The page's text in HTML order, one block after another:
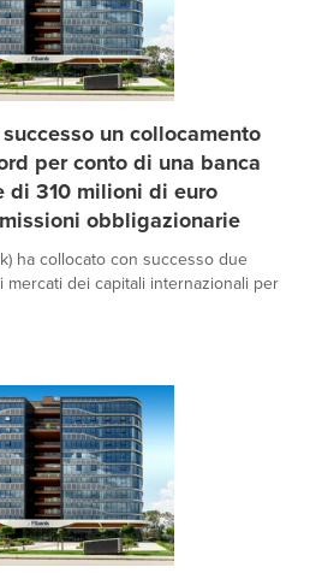
un collocamento
per conto di una banca
di 310 milioni di euro
obbligazionarie
ha collocato con successo due
dei capitali internazionali per